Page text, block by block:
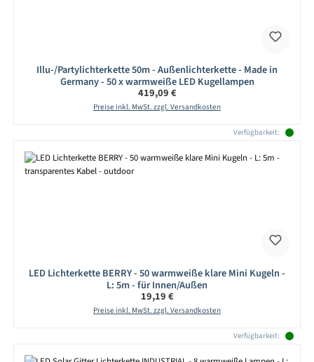
Illu-/Partylichterkette 50m - Außenlichterkette - Made in
Germany - 50 x warmweiße LED Kugellampen
Regulärer Preis:
419,09 €
Preise inkl. MwSt. zzgl. Versandkosten
Verfügbarkeit:
LED Lichterkette BERRY - 50 warmweiße klare Mini Kugeln -
L: 5m - für Innen/Außen
Regulärer Preis:
19,19 €
Preise inkl. MwSt. zzgl. Versandkosten
Verfügbarkeit: